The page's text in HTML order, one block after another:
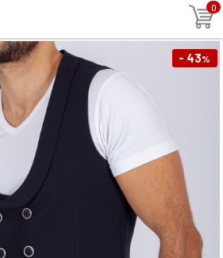
0
- 43%